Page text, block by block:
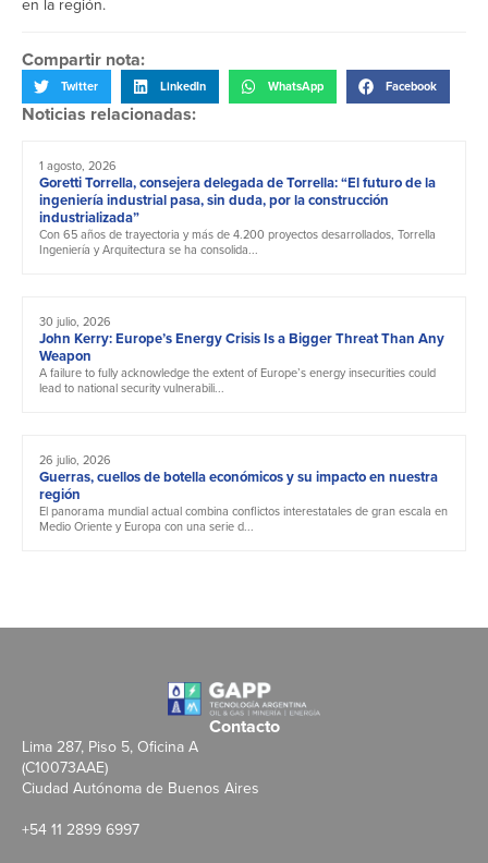
en la región.
Compartir nota:
Twitter LinkedIn WhatsApp Facebook
Noticias relacionadas:
1 agosto, 2026
Goretti Torrella, consejera delegada de Torrella: “El futuro de la
ingeniería industrial pasa, sin duda, por la construcción
industrializada”
Con 65 años de trayectoria y más de 4.200 proyectos desarrollados, Torrella
Ingeniería y Arquitectura se ha consolida...
30 julio, 2026
John Kerry: Europe’s Energy Crisis Is a Bigger Threat Than Any
Weapon
A failure to fully acknowledge the extent of Europe’s energy insecurities could
lead to national security vulnerabili...
26 julio, 2026
Guerras, cuellos de botella económicos y su impacto en nuestra
región
El panorama mundial actual combina conflictos interestatales de gran escala en
Medio Oriente y Europa con una serie d...
Contacto
Lima 287, Piso 5, Oficina A
(C10073AAE)
Ciudad Autónoma de Buenos Aires
+54 11 2899 6997